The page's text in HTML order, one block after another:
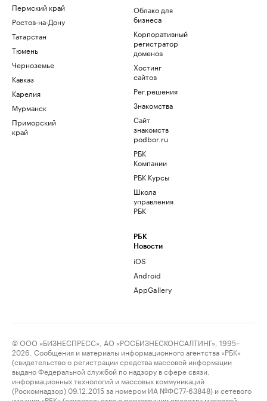
Пермский край
Ростов-на-Дону
Татарстан
Тюмень
Черноземье
Кавказ
Карелия
Мурманск
Приморский
край
Облако для
бизнеса
Корпоративный
регистратор
доменов
Хостинг
сайтов
Рег.решения
Знакомства
Сайт
знакомств
podbor.ru
РБК
Компании
РБК Курсы
Школа
управления
РБК
РБК
Новости
iOS
Android
AppGallery
© ООО «БИЗНЕСПРЕСС», АО «РОСБИЗНЕСКОНСАЛТИНГ», 1995–
2026. Сообщения и материалы информационного агентства «РБК»
(свидетельство о регистрации средства массовой информации
выдано Федеральной службой по надзору в сфере связи,
информационных технологий и массовых коммуникаций
(Роскомнадзор) 09.12.2015 за номером ИА №ФС77-63848) и сетевого